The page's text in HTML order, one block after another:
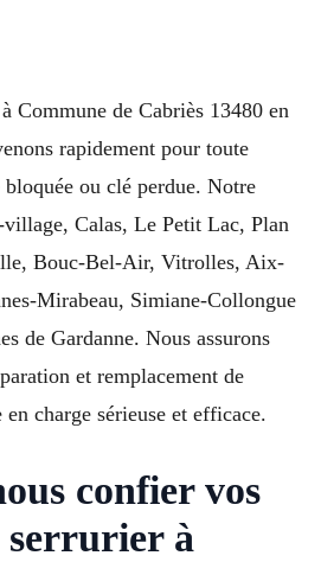
Commune de Cabriès 13480 en
rapidement pour toute
ou clé perdue. Notre
Calas, Le Petit Lac, Plan
Bouc-Bel-Air, Vitrolles, Aix-
Mirabeau, Simiane-Collongue
de Gardanne. Nous assurons
et remplacement de
charge sérieuse et efficace.
confier vos
à